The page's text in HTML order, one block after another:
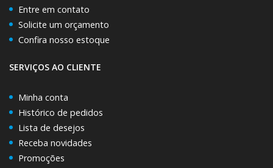
Entre em contato
Solicite um orçamento
Confira nosso estoque
SERVIÇOS AO CLIENTE
Minha conta
Histórico de pedidos
Lista de desejos
Receba novidades
Promoções